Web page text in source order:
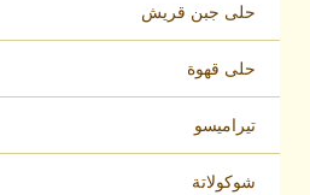
حلى جبن قريش
حلى قهوة
تيراميسو
شوكولاتة